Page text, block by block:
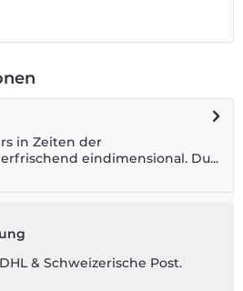
in Zeiten der
eindimensional. Du...
& Schweizerische Post.